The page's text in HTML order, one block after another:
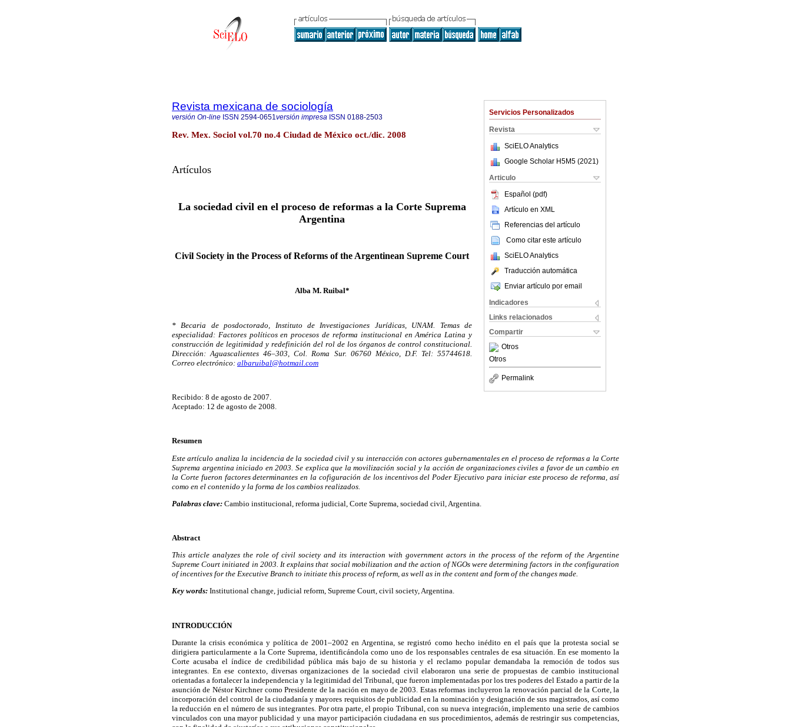
Servicios Personalizados
Revista
SciELO Analytics
Google Scholar H5M5 (2021 )
Articulo
Español (pdf)
Artículo en XML
Referencias del artículo
Como citar este artículo
SciELO Analytics
Traducción automática
Enviar artículo por email
Indicadores
Links relacionados
Compartir
Otros
Otros
Permalink
Revista mexicana de sociología
versión On-line ISSN 2594-0651versión impresa ISSN 0188-2503
Rev. Mex. Sociol vol.70 no.4 Ciudad de México oct./dic. 2008
Artículos
La sociedad civil en el proceso de reformas a la Corte Suprema
Argentina
Civil Society in the Process of Reforms of the Argentinean Supreme Court
Alba M. Ruibal*
* Becaria de posdoctorado, Instituto de Investigaciones Jurídicas, UNAM. Temas de
especialidad: Factores políticos en procesos de reforma institucional en América Latina y
construcción de legitimidad y redefinición del rol de los órganos de control constitucional.
Dirección: Aguascalientes 46–303, Col. Roma Sur. 06760 México, D.F. Tel: 55744618.
Correo electrónico: albaruibal@hotmail.com
Recibido: 8 de agosto de 2007.
Aceptado: 12 de agosto de 2008.
Resumen
Este artículo analiza la incidencia de la sociedad civil y su interacción con actores gubernamentales en el proceso de reformas a la Corte
Suprema argentina iniciado en 2003. Se explica que la movilización social y la acción de organizaciones civiles a favor de un cambio en
la Corte fueron factores determinantes en la cofiguración de los incentivos del Poder Ejecutivo para iniciar este proceso de reforma, así
como en el contenido y la forma de los cambios realizados.
Palabras clave: Cambio institucional, reforma judicial, Corte Suprema, sociedad civil, Argentina.
Abstract
This article analyzes the role of civil society and its interaction with government actors in the process of the reform of the Argentine
Supreme Court initiated in 2003. It explains that social mobilization and the action of NGOs were determining factors in the configuration
of incentives for the Executive Branch to initiate this process of reform, as well as in the content and form of the changes made.
Key words: Institutional change, judicial reform, Supreme Court, civil society, Argentina.
INTRODUCCIÓN
Durante la crisis económica y política de 2001–2002 en Argentina, se registró como hecho inédito en el país que la protesta social se
dirigiera particularmente a la Corte Suprema, identificándola como uno de los responsables centrales de esa situación. En ese momento la
Corte acusaba el índice de credibilidad pública más bajo de su historia y el reclamo popular demandaba la remoción de todos sus
integrantes. En ese contexto, diversas organizaciones de la sociedad civil elaboraron una serie de propuestas de cambio institucional
orientadas a fortalecer la independencia y la legitimidad del Tribunal, que fueron implementadas por los tres poderes del Estado a partir de la
asunción de Néstor Kirchner como Presidente de la nación en mayo de 2003. Estas reformas incluyeron la renovación parcial de la Corte, la
incorporación del control de la ciudadanía y mayores requisitos de publicidad en la nominación y designación de sus magistrados, así como
la reducción en el número de sus integrantes. Por otra parte, el propio Tribunal, con su nueva integración, implemento una serie de cambios
vinculados con una mayor publicidad y una mayor participación ciudadana en sus procedimientos, además de restringir sus competencias,